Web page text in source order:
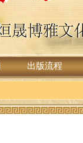
出版流程